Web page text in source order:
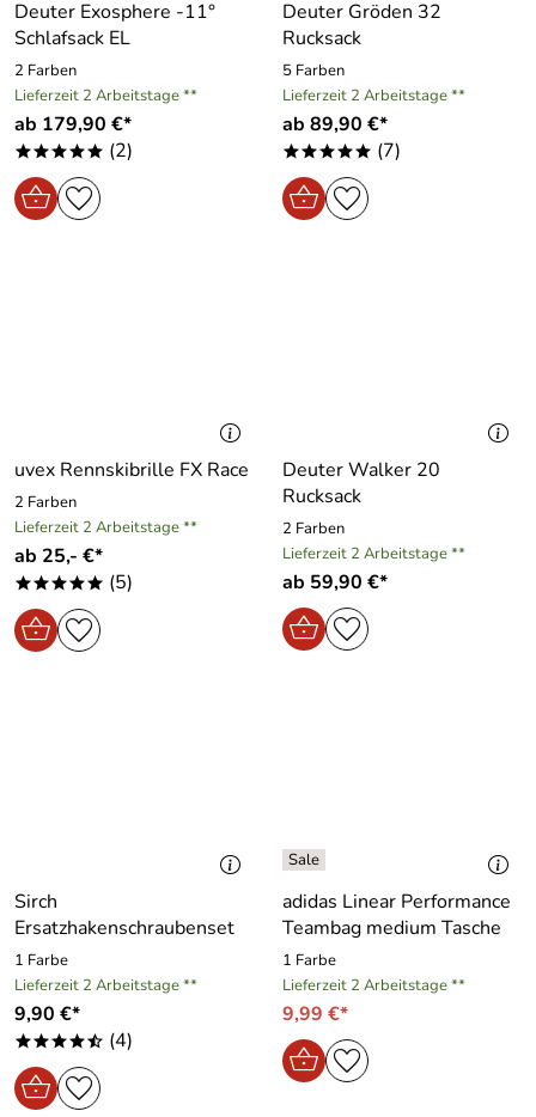
Deuter Exosphere -11°
Schlafsack EL
2 Farben
Lieferzeit 2 Arbeitstage **
ab 179,90 €*
***** (2)
Deuter Gröden 32
Rucksack
5 Farben
Lieferzeit 2 Arbeitstage **
ab 89,90 €*
***** (7)
uvex Rennskibrille FX Race
2 Farben
Lieferzeit 2 Arbeitstage **
ab 25,- €*
***** (5)
Deuter Walker 20
Rucksack
2 Farben
Lieferzeit 2 Arbeitstage **
ab 59,90 €*
Sirch
Ersatzhakenschraubenset
1 Farbe
Lieferzeit 2 Arbeitstage **
9,90 €*
****/ (4)
adidas Linear Performance
Teambag medium Tasche
1 Farbe
Lieferzeit 2 Arbeitstage **
9,99 €*